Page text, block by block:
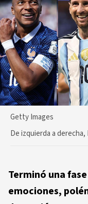
Getty Images
De izquierda a derecha,
Terminó una
emociones,